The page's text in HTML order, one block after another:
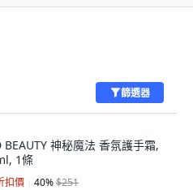
篩選器
BEAUTY 神秘魔法 香氛護手霜,
1條
扣價 40%$251